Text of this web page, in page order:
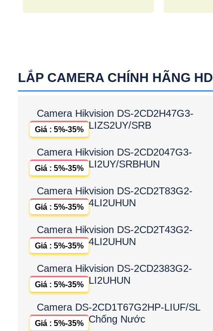
LẮP CAMERA CHÍNH HÃNG HD
Camera Hikvision DS-2CD2H47G3-
LIZS2UY/SRB
Giá : 5%-35%
Camera Hikvision DS-2CD2047G3-
LI2UY/SRBHUN
Giá : 5%-35%
Camera Hikvision DS-2CD2T83G2-
4LI2UHUN
Giá : 5%-35%
Camera Hikvision DS-2CD2T43G2-
4LI2UHUN
Giá : 5%-35%
Camera Hikvision DS-2CD2383G2-
LI2UHUN
Giá : 5%-35%
Camera DS-2CD1T67G2HP-LIUF/SL
Chống Nước
Giá : 5%-35%